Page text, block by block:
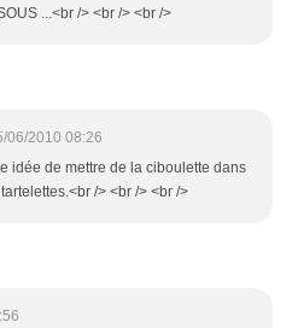
...<br /> <br /> <br />
06/2010 08:26
idée de mettre de la ciboulette dans
/> <br /> <br />